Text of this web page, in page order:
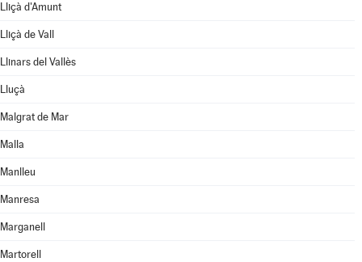
Lliçà d'Amunt
Lliçà de Vall
Llinars del Vallès
Lluçà
Malgrat de Mar
Malla
Manlleu
Manresa
Marganell
Martorell